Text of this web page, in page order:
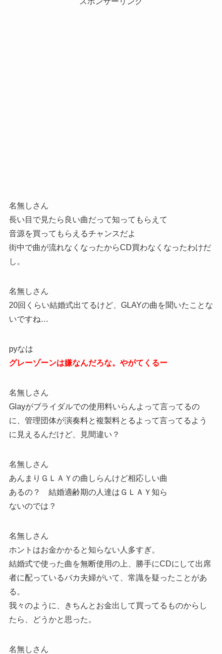
名無しさん
長い目で見たら良い曲だって知ってもらえて
音源を買ってもらえるチャンスだよ
街中で曲が流れなくなったからCD買わなくなったわけだ
し。
名無しさん
20回くらい結婚式出てるけど、GLAYの曲を聞いたことな
いですね…
pyなは
グレーゾーンは嫌なんだろな。やがてくるー
名無しさん
Glayがブライダルでの使用料いらんよって言ってるの
に、管理団体が演奏料と複製料とるよって言ってるよう
に見えるんだけど、見間違い？
名無しさん
あんまりＧＬＡＹの曲しらんけど相応しい曲
あるの？ 結婚適齢期の人達はＧＬＡＹ知ら
ないのでは？
名無しさん
ホントはお金かかると知らない人多すぎ。
結婚式で使った曲を無断使用の上、勝手にCDにして出席
者に配っているバカ夫婦がいて、常識を疑ったことがあ
る。
我々のように、きちんとお金出して買ってるものからし
たら、どうかと思った。
名無しさん